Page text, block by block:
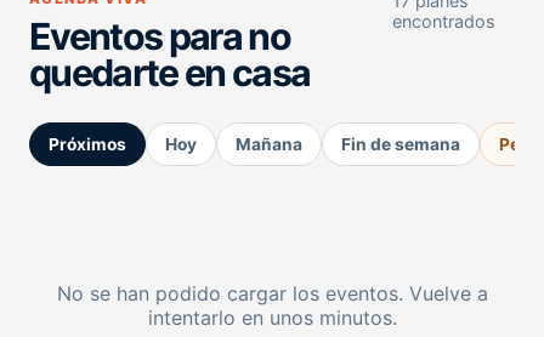
Eventos para no
quedarte en casa
encontrados
Próximos Hoy Mañana Fin de semana
No se han podido cargar los eventos. Vuelve a
intentarlo en unos minutos.